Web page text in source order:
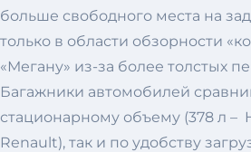
больше свободного места на
только в области обзорности
«Мегану» из-за более толстых
Багажники автомобилей
стационарному объему (378 л –
Renault), так и по удобству